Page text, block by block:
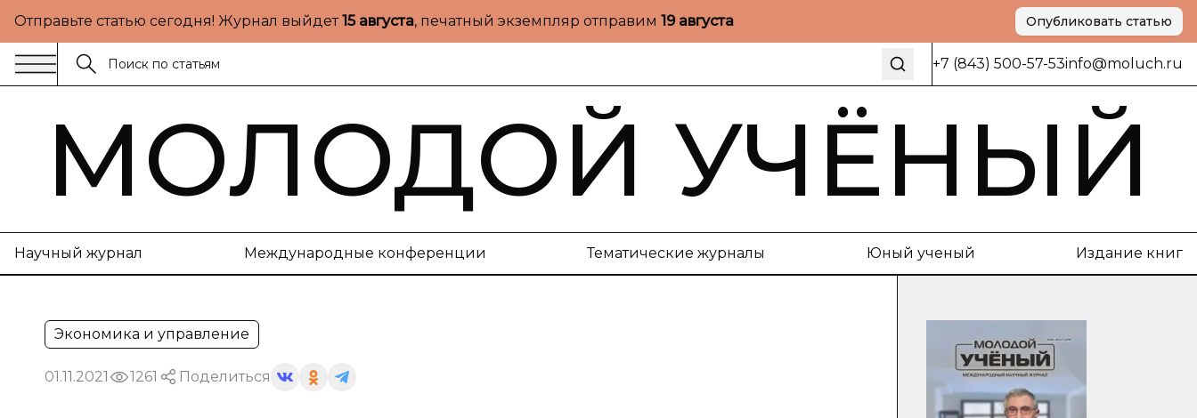
Отправьте статью сегодня! Журнал выйдет15 августа, печатный экземпляр отправим 19 августа Опубликовать статью
+7 (843) 500-57-53info@moluch.ru
МОЛОДОЙ УЧЁНЫЙ
Научный журнал Международные конференции Тематические журналы Юный ученый Издание книг
Экономика и управление
01.11.2021 1261 Поделиться